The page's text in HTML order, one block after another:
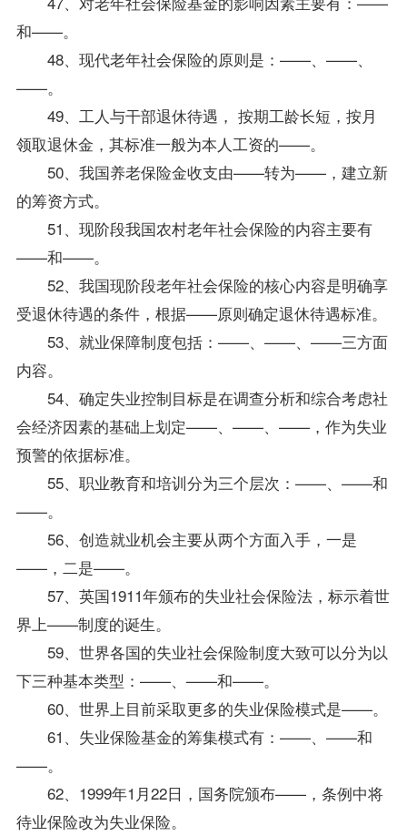
和——。
48、现代老年社会保险的原则是：——、——、
——。
49、工人与干部退休待遇， 按期工龄长短，按月
领取退休金，其标准一般为本人工资的——。
50、我国养老保险金收支由——转为——，建立新
的筹资方式。
51、现阶段我国农村老年社会保险的内容主要有
——和——。
52、我国现阶段老年社会保险的核心内容是明确享
受退休待遇的条件，根据——原则确定退休待遇标准。
53、就业保障制度包括：——、——、——三方面
内容。
54、确定失业控制目标是在调查分析和综合考虑社
会经济因素的基础上划定——、——、——，作为失业
预警的依据标准。
55、职业教育和培训分为三个层次：——、——和
——。
56、创造就业机会主要从两个方面入手，一是
——，二是——。
57、英国1911年颁布的失业社会保险法，标示着世
界上——制度的诞生。
59、世界各国的失业社会保险制度大致可以分为以
下三种基本类型：——、——和——。
60、世界上目前采取更多的失业保险模式是——。
61、失业保险基金的筹集模式有：——、——和
——。
62、1999年1月22日，国务院颁布——，条例中将
待业保险改为失业保险。